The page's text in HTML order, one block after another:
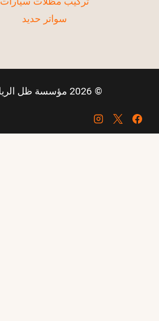
سواتر حديد
© 2026 مؤسسة ظل الرياض